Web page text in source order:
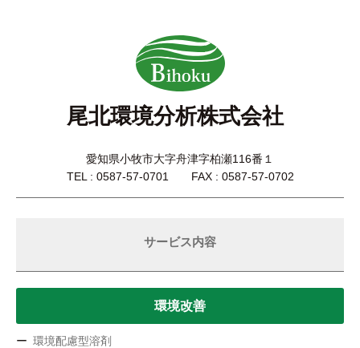
尾北環境分析株式会社
愛知県小牧市大字舟津字柏瀬116番１
TEL : 0587-57-0701 FAX : 0587-57-0702
サービス内容
環境改善
環境配慮型溶剤